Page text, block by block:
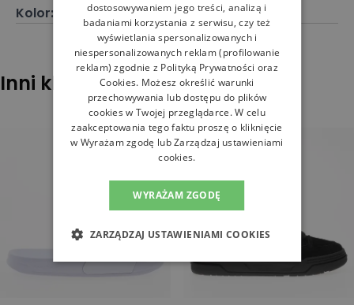
Kolor: Czarny
Inni klienci sprawdzali również
dostosowywaniem jego treści, analizą i
badaniami korzystania z serwisu, czy też
wyświetlania spersonalizowanych i
niespersonalizowanych reklam (profilowanie
reklam) zgodnie z Polityką Prywatności oraz
Cookies. Możesz określić warunki
przechowywania lub dostępu do plików
cookies w Twojej przeglądarce. W celu
zaakceptowania tego faktu proszę o kliknięcie
w Wyrażam zgodę lub Zarządzaj ustawieniami
cookies.
WYRAŻAM ZGODĘ
ZARZĄDZAJ USTAWIENIAMI COOKIES